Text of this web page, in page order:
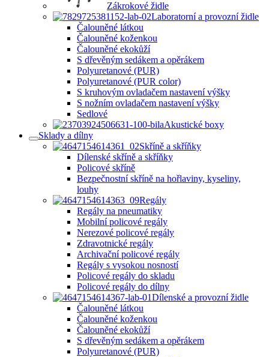
Zákrokové židle
Laboratorní a provozní židle
Čalouněné látkou
Čalouněné koženkou
Čalouněné ekokůží
S dřevěným sedákem a opěrákem
Polyuretanové (PUR)
Polyuretanové (PUR color)
S kruhovým ovladačem nastavení výšky
S nožním ovladačem nastavení výšky
Sedlové
Akustické boxy
Sklady a dílny
Skříně a skříňky
Dílenské skříně a skříňky
Policové skříně
Bezpečnostní skříně na hořlaviny, kyseliny,
louhy
Regály
Regály na pneumatiky
Mobilní policové regály
Nerezové policové regály
Zdravotnické regály
Archivační policové regály
Regály s vysokou nosností
Policové regály do skladu
Policové regály do dílny
Dílenské a provozní židle
Čalouněné látkou
Čalouněné koženkou
Čalouněné ekokůží
S dřevěným sedákem a opěrákem
Polyuretanové (PUR)